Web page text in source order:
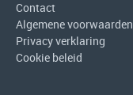
Contact
Algemene voorwaarden
Privacy verklaring
Cookie beleid